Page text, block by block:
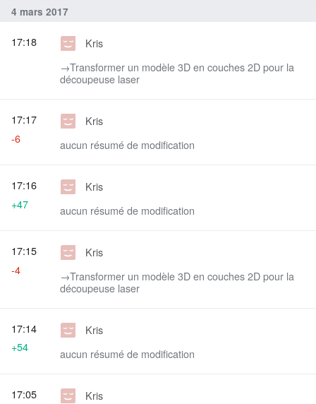
4 mars 2017
Kris
→‎Transformer un modèle 3D en couches 2D pour la
découpeuse laser
17:18
Kris
aucun résumé de modification
17:17
-6
Kris
aucun résumé de modification
17:16
+47
Kris
→‎Transformer un modèle 3D en couches 2D pour la
découpeuse laser
17:15
-4
Kris
aucun résumé de modification
17:14
+54
Kris
17:05